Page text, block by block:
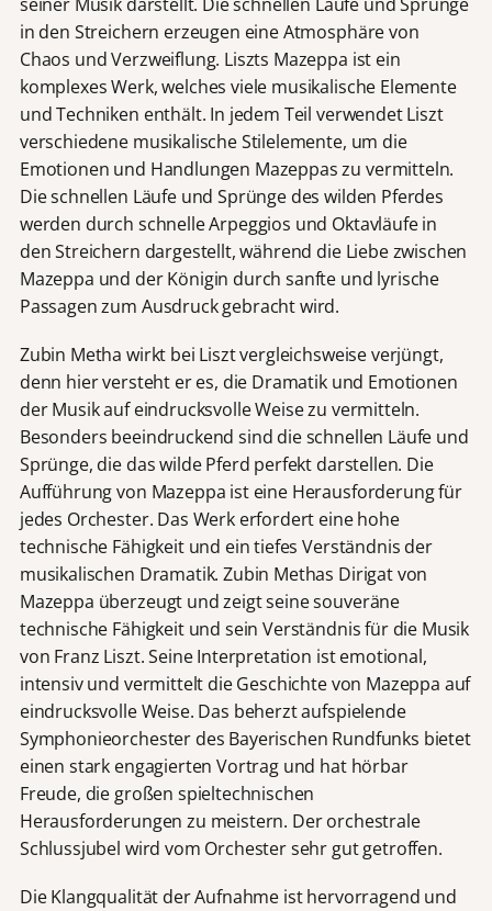
in den Streichern erzeugen eine Atmosphäre von
Chaos und Verzweiflung. Liszts Mazeppa ist ein
komplexes Werk, welches viele musikalische Elemente
und Techniken enthält. In jedem Teil verwendet Liszt
verschiedene musikalische Stilelemente, um die
Emotionen und Handlungen Mazeppas zu vermitteln.
Die schnellen Läufe und Sprünge des wilden Pferdes
werden durch schnelle Arpeggios und Oktavläufe in
den Streichern dargestellt, während die Liebe zwischen
Mazeppa und der Königin durch sanfte und lyrische
Passagen zum Ausdruck gebracht wird.
Zubin Metha wirkt bei Liszt vergleichsweise verjüngt,
denn hier versteht er es, die Dramatik und Emotionen
der Musik auf eindrucksvolle Weise zu vermitteln.
Besonders beeindruckend sind die schnellen Läufe und
Sprünge, die das wilde Pferd perfekt darstellen. Die
Aufführung von Mazeppa ist eine Herausforderung für
jedes Orchester. Das Werk erfordert eine hohe
technische Fähigkeit und ein tiefes Verständnis der
musikalischen Dramatik. Zubin Methas Dirigat von
Mazeppa überzeugt und zeigt seine souveräne
technische Fähigkeit und sein Verständnis für die Musik
von Franz Liszt. Seine Interpretation ist emotional,
intensiv und vermittelt die Geschichte von Mazeppa auf
eindrucksvolle Weise. Das beherzt aufspielende
Symphonieorchester des Bayerischen Rundfunks bietet
einen stark engagierten Vortrag und hat hörbar
Freude, die großen spieltechnischen
Herausforderungen zu meistern. Der orchestrale
Schlussjubel wird vom Orchester sehr gut getroffen.
Die Klangqualität der Aufnahme ist hervorragend und